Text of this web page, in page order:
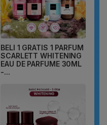
BELI 1 GRATIS 1 PARFUM
SCARLETT WHITENING
EAU DE PARFUME 30ML
-...